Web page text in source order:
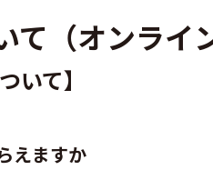
（オンライ
いて】
えますか